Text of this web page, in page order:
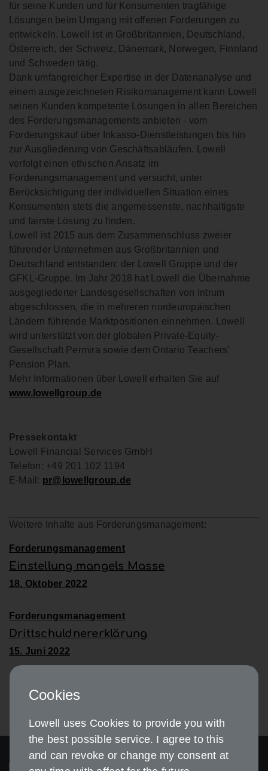
für seine Kunden und für Konsumenten tragfähige
Lösungen beim Umgang mit offenen Forderungen zu
entwickeln. Lowell ist in Großbritannien, Deutschland,
Österreich, der Schweiz, Dänemark, Norwegen, Finnland
und Schweden tätig.
Dank umfangreicher Expertise in der Datenanalyse und
einem ausgezeichneten Risikomanagement kann Lowell
seinen Kunden kompetente Lösungen in allen Bereichen
des Forderungsmanagements anbieten - vom
Forderungskauf über Inkasso-Dienstleistungen bis hin
zur Ausgliederung von Geschäftsabläufen. Lowell
verfolgt einen ethischen Ansatz im
Forderungsmanagement und versucht, unter
Berücksichtigung der individuellen Situation eines
Konsumenten stets die angemessenste, nachhaltigste
und fairste Lösung zu finden.
Lowell ist 2015 aus dem Zusammenschluss zweier
führender Unternehmen aus Großbritannien und
Deutschland entstanden: der Lowell Gruppe und der
GFKL-Gruppe. Im Jahr 2018 hat Lowell die Übernahme
ausgegliederter Landesgesellschaften von Intrum
abgeschlossen, die in mehreren nordeuropäischen
Ländern führende Marktpositionen einnehmen. Lowell
wird unterstützt von der globalen Private-Equity-
Gesellschaft Permira sowie dem Ontario Teachers'
Pension Plan.
Mehr Informationen über Lowell erhalten Sie auf
www.lowellgroup.de
Pressekontakt
Lowell Financial Services GmbH
Telefon: +49 201 102 1194
E-Mail: pr@lowellgroup.de
Weitere Inhalte aus Forderungsmanagement:
Forderungsmanagement
Einstellung mangels Masse
18. Oktober 2022
Forderungsmanagement
Drittschuldnererklärung
15. Juni 2022
Cookies
Lowell uses Cookies to provide you with
the best possible service. I agree to this
and can revoke or change my consent at